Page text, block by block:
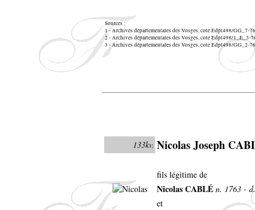
Sources :
1 - Archives départementales des Vosges, cote Edpt498/GG_7-
2 - Archives départementales des Vosges, cote Edpt498/1_E_3-
3 - Archives départementales des Vosges, cote Edpt498/GG_2-
133kv. Nicolas Joseph
fils légitime de
Nicolas CABLÉ n. 1763 -
et